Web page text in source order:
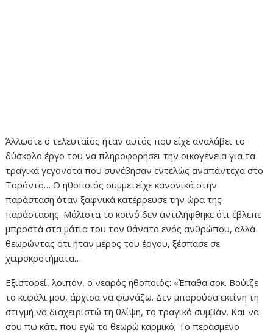
Άλλωστε ο τελευταίος ήταν αυτός που είχε αναλάβει το
δύσκολο έργο του να πληροφορήσει την οικογένεια για τα
τραγικά γεγονότα που συνέβησαν εντελώς αναπάντεχα στο
Τορόντο… Ο ηθοποιός συμμετείχε κανονικά στην
παράσταση όταν ξαφνικά κατέρρευσε την ώρα της
παράστασης. Μάλιστα το κοινό δεν αντιλήφθηκε ότι έβλεπε
μπροστά στα μάτια του τον θάνατο ενός ανθρώπου, αλλά
θεωρώντας ότι ήταν μέρος του έργου, ξέσπασε σε
χειροκροτήματα…
Εξιστορεί, λοιπόν, ο νεαρός ηθοποιός: «Έπαθα σοκ. Βούιζε
το κεφάλι μου, άρχισα να φωνάζω. Δεν μπορούσα εκείνη τη
στιγμή να διαχειριστώ τη θλίψη, το τραγικό συμβάν. Και να
σου πω κάτι που εγώ το θεωρώ καρμικό; Το περασμένο